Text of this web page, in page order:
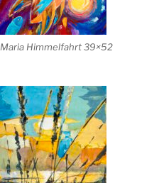
Maria Himmelfahrt 39×52